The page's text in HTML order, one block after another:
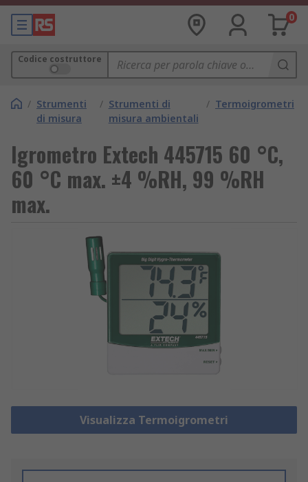
0
Codice costruttore
/ Strumenti
di misura
/ Strumenti di
misura ambientali
/ Termoigrometri
Igrometro Extech 445715 60 °C,
60 °C max. ±4 %RH, 99 %RH
max.
Visualizza Termoigrometri